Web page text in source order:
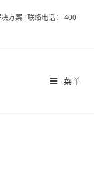
方案 | 联络电话： 400
菜单